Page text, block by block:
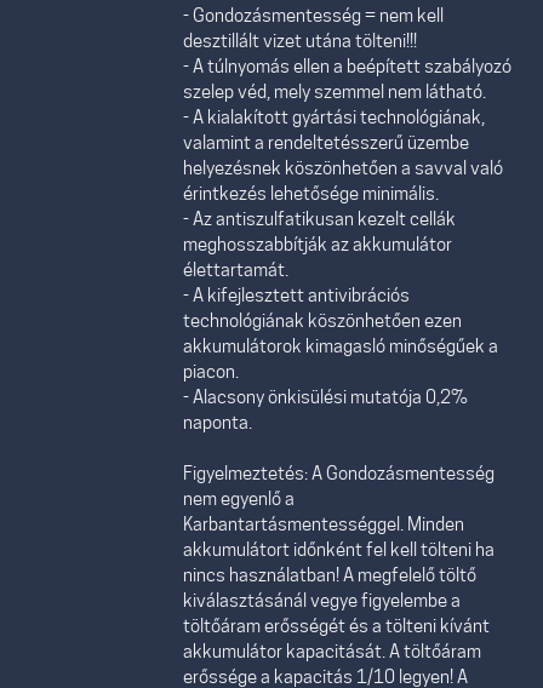
- Gondozásmentesség = nem kell
desztillált vizet utána tölteni!!!
- A túlnyomás ellen a beépített szabályozó
szelep véd, mely szemmel nem látható.
- A kialakított gyártási technológiának,
valamint a rendeltetésszerű üzembe
helyezésnek köszönhetően a savval való
érintkezés lehetősége minimális.
- Az antiszulfatikusan kezelt cellák
meghosszabbítják az akkumulátor
élettartamát.
- A kifejlesztett antivibrációs
technológiának köszönhetően ezen
akkumulátorok kimagasló minőségűek a
piacon.
- Alacsony önkisülési mutatója 0,2%
naponta.
Figyelmeztetés: A Gondozásmentesség
nem egyenlő a
Karbantartásmentességgel. Minden
akkumulátort időnként fel kell tölteni ha
nincs használatban! A megfelelő töltő
kiválasztásánál vegye figyelembe a
töltőáram erősségét és a tölteni kívánt
akkumulátor kapacitását. A töltőáram
erőssége a kapacitás 1/10 legyen! A